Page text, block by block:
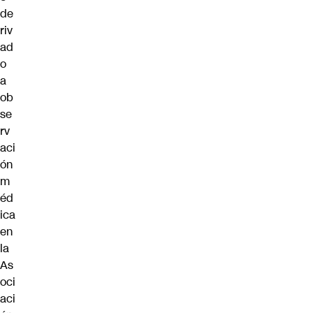
de
riv
ad
o
a
ob
se
rv
aci
ón
m
éd
ica
en
la
As
oci
aci